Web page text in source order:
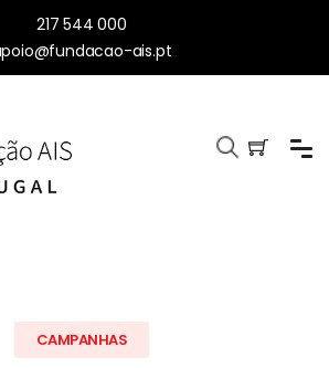
217 544 000
ais.pt
CAMPANHAS